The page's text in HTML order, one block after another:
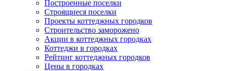
Построенные поселки
Строящиеся поселки
Проекты коттеджных городков
Строительство заморожено
Акции в коттеджных городках
Коттеджи в городках
Рейтинг коттеджных городков
Цены в городках